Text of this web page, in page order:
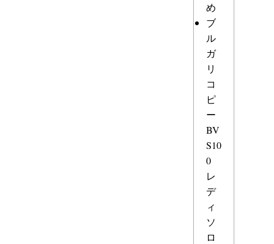
め
ブ
ル
ガ
リ
コ
ピ
ー
BV
S10
0
レ
デ
ィ
ソ
ロ